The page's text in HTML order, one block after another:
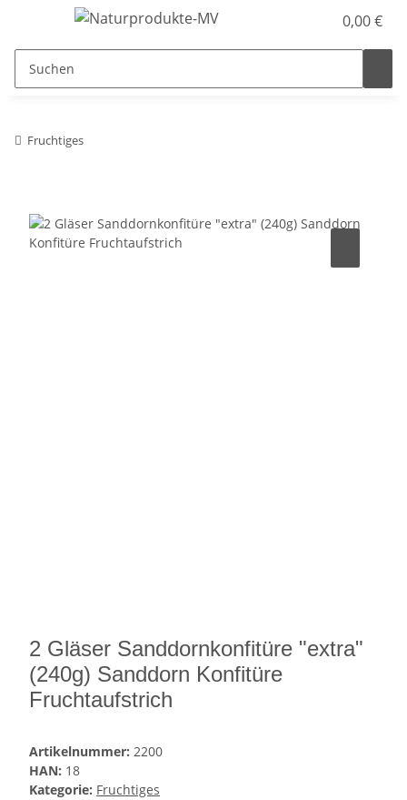
0,00 €
Fruchtiges
2 Gläser Sanddornkonfitüre "extra"
(240g) Sanddorn Konfitüre
Fruchtaufstrich
Artikelnummer: 2200
HAN: 18
Kategorie: Fruchtiges